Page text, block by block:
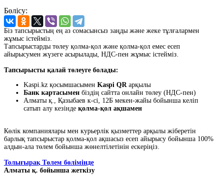
Бөлісу:
Біз тапсырыстың ең аз сомасынсыз заңды және жеке тұлғалармен
жұмыс істейміз.
Тапсырыстарды төлеу қолма-қол және қолма-қол емес есеп
айырысумен жүзеге асырылады, НДС-пен жұмыс істейміз.
Тапсырысты қалай төлеуге болады:
Kaspi.kz қосымшасымен Kaspi QRарқылы
Банк картасымен біздің сайтта онлайн төлеу (НДС-пен)
Алматы қ., Қазыбаев к-сі, 12Б мекен-жайы бойынша келіп
сатып алу кезінде қолма-қол ақшамен
Көлік компаниялары мен курьерлік қызметтер арқылы жіберетін
барлық тапсырыстар қолма-қол ақшасыз есеп айырысу бойынша 100%
алдын-ала төлем бойынша жөнелтілетінін ескеріңіз.
Толығырақ Төлем бөлімінде
Алматы қ. бойынша жеткізу